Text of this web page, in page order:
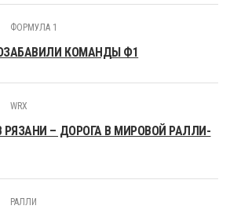
ФОРМУЛА 1
КОМАНДЫ Ф1
WRX
– ДОРОГА В МИРОВОЙ РАЛЛИ-
РАЛЛИ